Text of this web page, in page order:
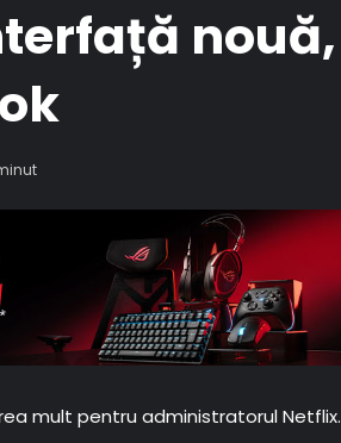
nouă,
mult pentru administratorul Netflix.